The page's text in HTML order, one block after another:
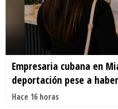
Empresaria cubana en
deportación pese a
Hace 16 horas